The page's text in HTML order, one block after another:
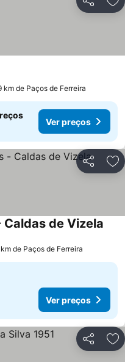
Partilhar
km de Paços de Ferreira
Ver preços
Partilhar
de Vizela
de Paços de Ferreira
Ver preços
Partilhar